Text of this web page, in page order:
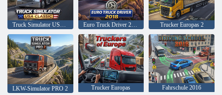
Truck Simulator USA: Klassiker Euro Truck Driver 2018 Trucker Europas 2
LKW-Simulator PRO 2 Trucker Europas Fahrschule 2016